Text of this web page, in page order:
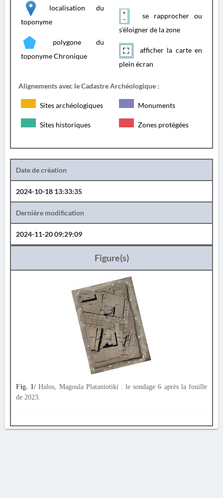
localisation du
toponyme
polygone du
toponyme Chronique
se rapprocher ou
s'éloigner de la zone
afficher la carte en
plein écran
Alignements avec le Cadastre Archéologique :
Sites archéologiques Monuments
Sites historiques Zones protégées
Date de création
2024-10-18 13:33:35
Dernière modification
2024-11-20 09:29:09
Figure(s)
Fig. 1/ Halos, Magoula Plataniotiki : le sondage 6 après la fouille
de 2023.